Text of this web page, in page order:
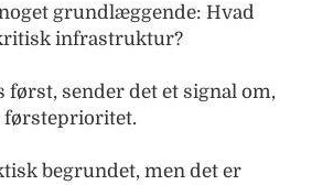
grundlæggende: Hvad
infrastruktur?
først, sender det et signal om,
førsteprioritet.
begrundet, men det er